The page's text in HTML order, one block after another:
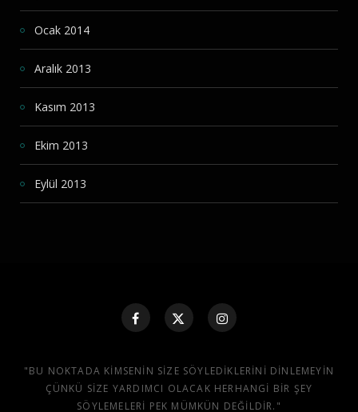
Ocak 2014
Aralık 2013
Kasım 2013
Ekim 2013
Eylül 2013
"BU NOKTADA KIMSENIN SIZE SÖYLEDIKLERINI DINLEMEYIN
ÇÜNKÜ SIZE YARDIMCI OLACAK HERHANGI BIR ŞEY
SÖYLEMELERI PEK MÜMKÜN DEĞILDIR."